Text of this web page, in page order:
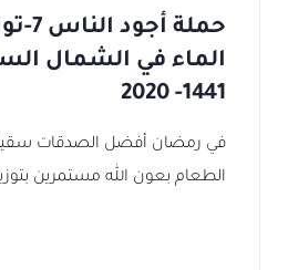
حملة
الماء في الشمال
1441- 2020
في رمضان أفضل الصدقات سقيا
الطعام بعون الله مستمرين